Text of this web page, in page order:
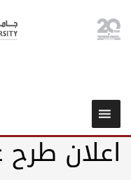
اعلان